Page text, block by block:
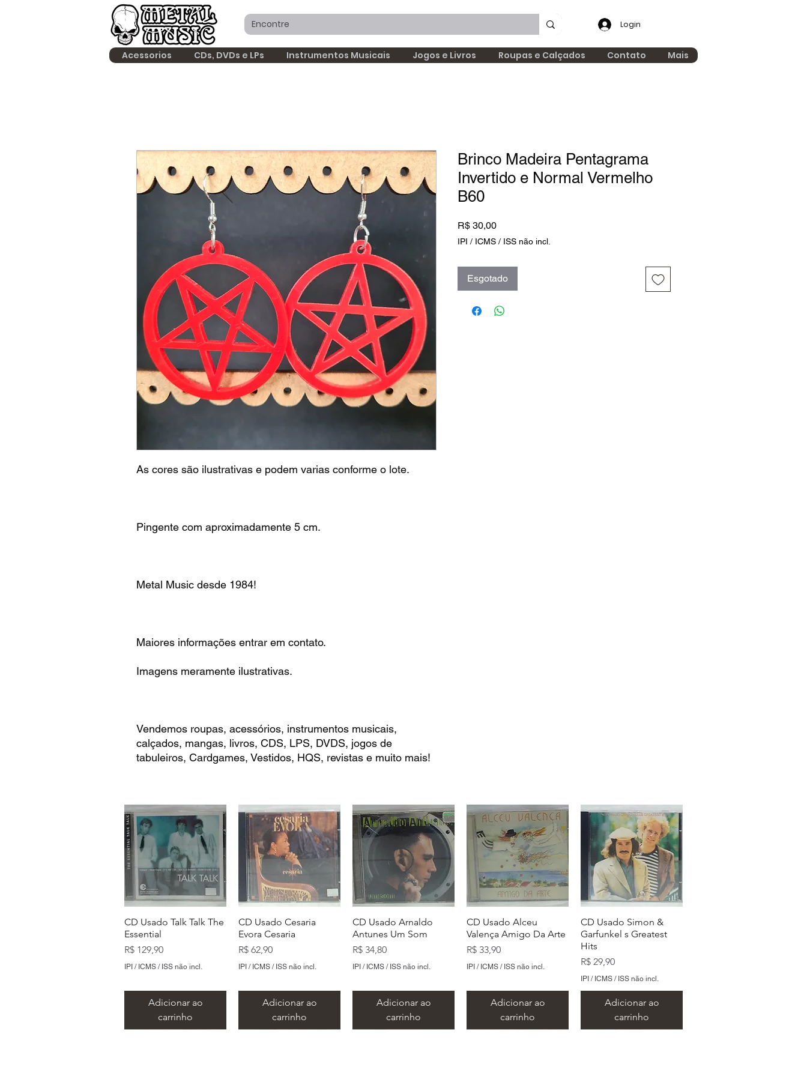
Login
Acessorios CDs, DVDs e LPs Instrumentos Musicais Jogos e Livros Roupas e Calçados Contato Mais
As cores são ilustrativas e podem varias conforme o lote.
Pingente com aproximadamente 5 cm.
Metal Music desde 1984!
Maiores informações entrar em contato.
Imagens meramente ilustrativas.
Vendemos roupas, acessórios, instrumentos musicais,
calçados, mangas, livros, CDS, LPS, DVDS, jogos de
tabuleiros, Cardgames, Vestidos, HQS, revistas e muito mais!
Brinco Madeira Pentagrama
Invertido e Normal Vermelho
B60
R$ 30,00Preço
IPI / ICMS / ISS não incl.
Esgotado
CD Usado Talk Talk The
Essential
Preço
R$ 129,90
IPI / ICMS / ISS não incl.
Adicionar ao
carrinho
CD Usado Cesaria
Evora Cesaria
Preço
R$ 62,90
IPI / ICMS / ISS não incl.
Adicionar ao
carrinho
CD Usado Arnaldo
Antunes Um Som
Preço
R$ 34,80
IPI / ICMS / ISS não incl.
Adicionar ao
carrinho
CD Usado Alceu
Valença Amigo Da Arte
Preço
R$ 33,90
IPI / ICMS / ISS não incl.
Adicionar ao
carrinho
CD Usado Simon &
Garfunkel s Greatest
Hits
Preço
R$ 29,90
IPI / ICMS / ISS não incl.
Adicionar ao
carrinho